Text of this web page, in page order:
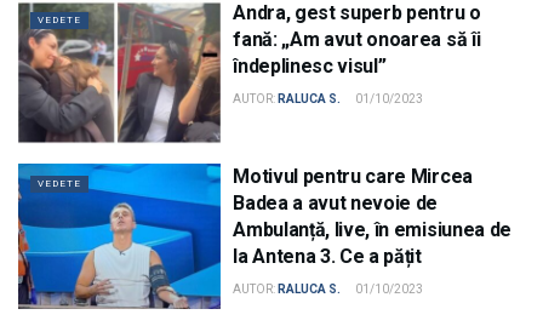
VEDETE
Andra, gest superb pentru o
fană: „Am avut onoarea să îi
îndeplinesc visul”
AUTOR: RALUCA S. 01/10/2023
VEDETE
Motivul pentru care Mircea
Badea a avut nevoie de
Ambulanță, live, în emisiunea de
la Antena 3. Ce a pățit
AUTOR: RALUCA S. 01/10/2023